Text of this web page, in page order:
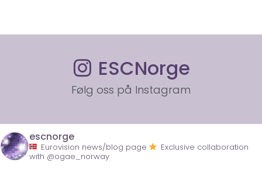
ESCNorge
Følg oss på Instagram
escnorge
Eurovision news/blog page
Exclusive collaboration
with @ogae_norway